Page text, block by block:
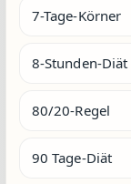
7-Tage-Körner
8-Stunden-Diät
80/20-Regel
90 Tage-Diät